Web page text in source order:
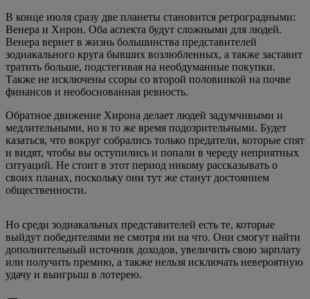
В конце июля сразу две планеты становится ретроградными:
Венера и Хирон. Оба аспекта будут сложными для людей.
Венера вернет в жизнь большинства представителей
зодиакального круга бывших возлюбленных, а также заставит
тратить больше, подстегивая на необдуманные покупки.
Также не исключены ссоры со второй половинкой на почве
финансов и необоснованная ревность.
Обратное движение Хирона делает людей задумчивыми и
медлительными, но в то же время подозрительными. Будет
казаться, что вокруг собрались только предатели, которые спят
и видят, чтобы вы оступились и попали в череду неприятных
ситуаций. Не стоит в этот период никому рассказывать о
своих планах, поскольку они тут же станут достоянием
общественности.
Но среди зодиакальных представителей есть те, которые
выйдут победителями не смотря ни на что. Они смогут найти
дополнительный источник доходов, увеличить свою зарплату
или получить премию, а также нельзя исключать невероятную
удачу и выигрыш в лотерею.